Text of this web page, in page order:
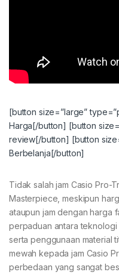
[button size=”large”
Harga[/button] [button
review[/button] [button
Berbelanja[/button]
Tidak salah jam Casio Pro-
Masterpiece, meskipun
ataupun jam dengan harga
perpaduan antara
serta penggunaan material
mewah kepada jam Casio
perbedaan yang sangat